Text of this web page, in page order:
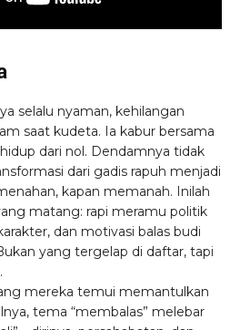
selalu nyaman, kehilangan
saat kudeta. Ia kabur bersama
dari nol. Dendamnya tidak
dari gadis rapuh menjadi
kapan memanah. Inilah
matang: rapi meramu politik
dan motivasi balas budi
yang tergelap di daftar, tapi
mereka temui memantulkan
tema “membalas” melebar